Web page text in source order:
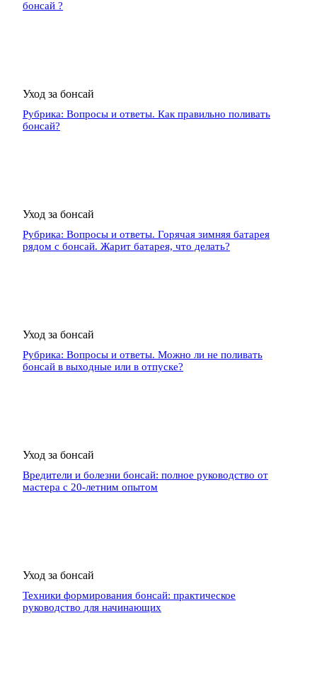
бонсай ?
Уход за бонсай
Рубрика: Вопросы и ответы. Как правильно поливать
бонсай?
Уход за бонсай
Рубрика: Вопросы и ответы. Горячая зимняя батарея
рядом с бонсай. Жарит батарея, что делать?
Уход за бонсай
Рубрика: Вопросы и ответы. Можно ли не поливать
бонсай в выходные или в отпуске?
Уход за бонсай
Вредители и болезни бонсай: полное руководство от
мастера с 20-летним опытом
Уход за бонсай
Техники формирования бонсай: практическое
руководство для начинающих